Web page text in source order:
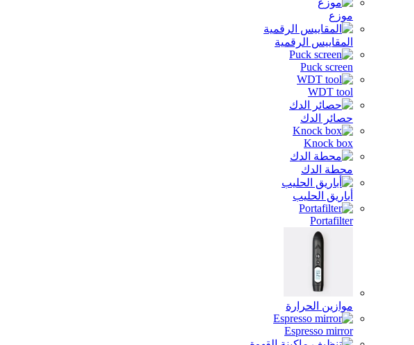
موزع
المقاييس الرقمية
Puck screen
WDT tool
حصائر الدك
Knock box
محطة الدك
أباريق الحليب
Portafilter
موازين الحرارة
Espresso mirror